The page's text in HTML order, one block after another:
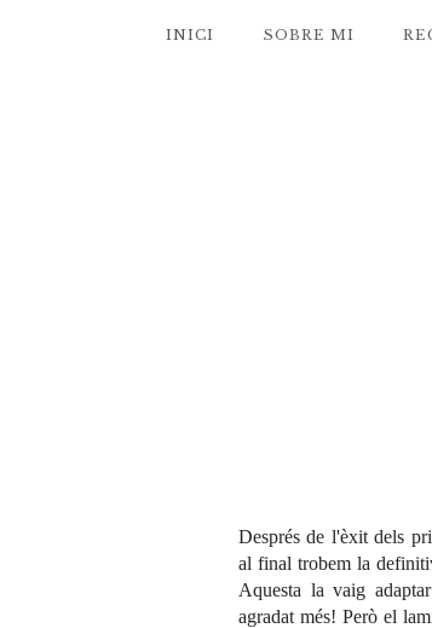
INICI SOBRE MI
Després de l'èxit dels
al final trobem la
Aquesta la vaig
agradat més! Però el